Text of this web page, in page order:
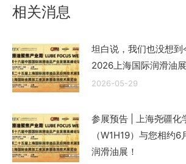
相关消息
坦白说，我们也没想
2026上海国际润滑油
2026-05-29
参展预告 | 上海尧疆化
（W1H19）与您相约
润滑油展！